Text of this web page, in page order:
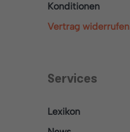
Konditionen
Vertrag widerrufen
Services
Lexikon